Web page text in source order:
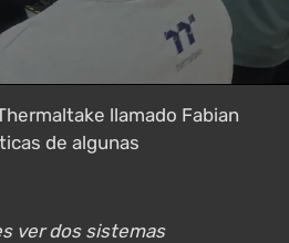
llamado Fabian
de algunas
ver dos sistemas